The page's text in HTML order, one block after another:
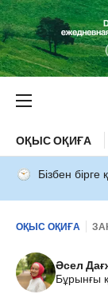
ОҚЫС ОҚИҒА
Бізбен бірге
ОҚЫС ОҚИҒА
Әсел
Бұрынғы